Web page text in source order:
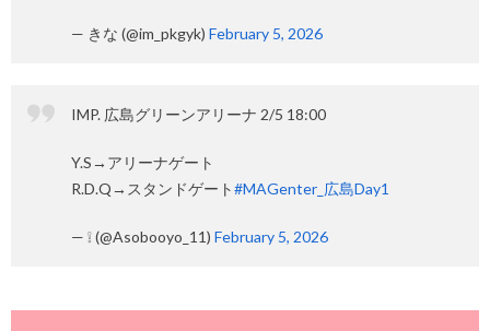
— きな (@im_pkgyk) February 5, 2026
IMP. 広島グリーンアリーナ 2/5 18:00
Y.S→アリーナゲート
R.D.Q→スタンドゲート#MAGenter_広島Day1
— ❕ (@Asobooyo_11) February 5, 2026